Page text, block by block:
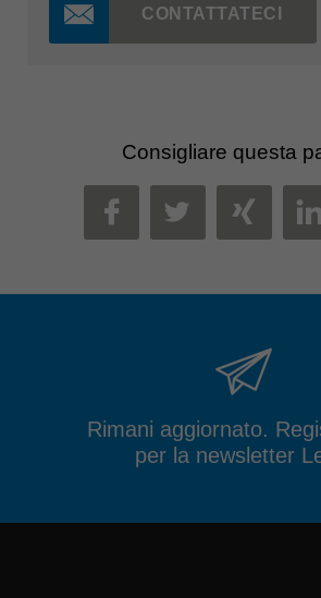
CONTATTATECI
Consigliare questa
FACEBOOK
TWITTER
XING
Rimani aggiornato.
per la newsletter